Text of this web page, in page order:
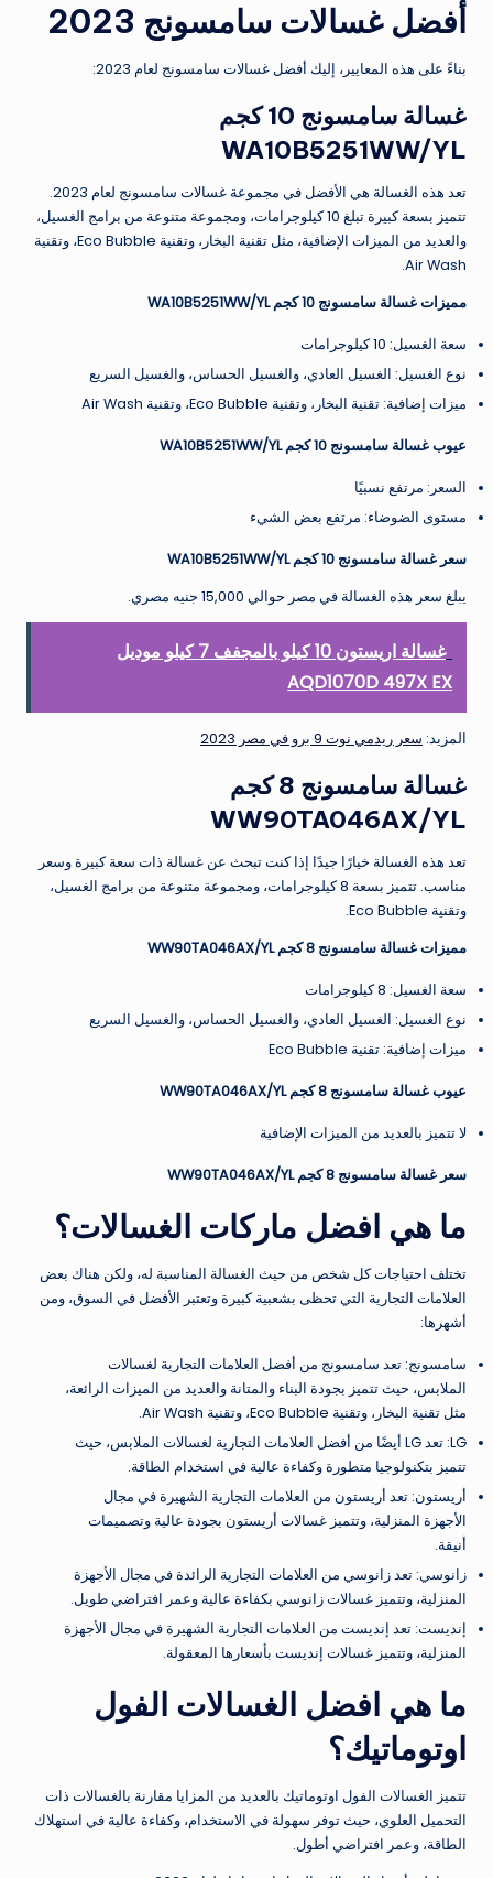
أفضل غسالات سامسونج 2023
بناءً على هذه المعايير، إليك أفضل غسالات سامسونج لعام 2023:
غسالة سامسونج 10 كجم
WA10B5251WW/YL
تعد هذه الغسالة هي الأفضل في مجموعة غسالات سامسونج لعام 2023.
تتميز بسعة كبيرة تبلغ 10 كيلوجرامات، ومجموعة متنوعة من برامج الغسيل،
والعديد من الميزات الإضافية، مثل تقنية البخار، وتقنية Eco Bubble، وتقنية
Air Wash.
مميزات غسالة سامسونج 10 كجم WA10B5251WW/YL
سعة الغسيل: 10 كيلوجرامات
نوع الغسيل: الغسيل العادي، والغسيل الحساس، والغسيل السريع
ميزات إضافية: تقنية البخار، وتقنية Eco Bubble، وتقنية Air Wash
عيوب غسالة سامسونج 10 كجم WA10B5251WW/YL
السعر: مرتفع نسبيًا
مستوى الضوضاء: مرتفع بعض الشيء
سعر غسالة سامسونج 10 كجم WA10B5251WW/YL
يبلغ سعر هذه الغسالة في مصر حوالي 15,000 جنيه مصري.
غسالة اريستون 10 كيلو بالمجفف 7 كيلو موديل
AQD1070D 497X EX
المزيد: سعر ريدمي نوت 9 برو في مصر 2023
غسالة سامسونج 8 كجم
WW90TA046AX/YL
تعد هذه الغسالة خيارًا جيدًا إذا كنت تبحث عن غسالة ذات سعة كبيرة وسعر
مناسب. تتميز بسعة 8 كيلوجرامات، ومجموعة متنوعة من برامج الغسيل،
وتقنية Eco Bubble.
مميزات غسالة سامسونج 8 كجم WW90TA046AX/YL
سعة الغسيل: 8 كيلوجرامات
نوع الغسيل: الغسيل العادي، والغسيل الحساس، والغسيل السريع
ميزات إضافية: تقنية Eco Bubble
عيوب غسالة سامسونج 8 كجم WW90TA046AX/YL
لا تتميز بالعديد من الميزات الإضافية
سعر غسالة سامسونج 8 كجم WW90TA046AX/YL
ما هي افضل ماركات الغسالات؟
تختلف احتياجات كل شخص من حيث الغسالة المناسبة له، ولكن هناك بعض
العلامات التجارية التي تحظى بشعبية كبيرة وتعتبر الأفضل في السوق، ومن
أشهرها:
سامسونج: تعد سامسونج من أفضل العلامات التجارية لغسالات
الملابس، حيث تتميز بجودة البناء والمتانة والعديد من الميزات الرائعة،
مثل تقنية البخار، وتقنية Eco Bubble، وتقنية Air Wash.
LG: تعد LG أيضًا من أفضل العلامات التجارية لغسالات الملابس، حيث
تتميز بتكنولوجيا متطورة وكفاءة عالية في استخدام الطاقة.
أريستون: تعد أريستون من العلامات التجارية الشهيرة في مجال
الأجهزة المنزلية، وتتميز غسالات أريستون بجودة عالية وتصميمات
أنيقة.
زانوسي: تعد زانوسي من العلامات التجارية الرائدة في مجال الأجهزة
المنزلية، وتتميز غسالات زانوسي بكفاءة عالية وعمر افتراضي طويل.
إنديست: تعد إنديست من العلامات التجارية الشهيرة في مجال الأجهزة
المنزلية، وتتميز غسالات إنديست بأسعارها المعقولة.
ما هي افضل الغسالات الفول
اوتوماتيك؟
تتميز الغسالات الفول اوتوماتيك بالعديد من المزايا مقارنة بالغسالات ذات
التحميل العلوي، حيث توفر سهولة في الاستخدام، وكفاءة عالية في استهلاك
الطاقة، وعمر افتراضي أطول.